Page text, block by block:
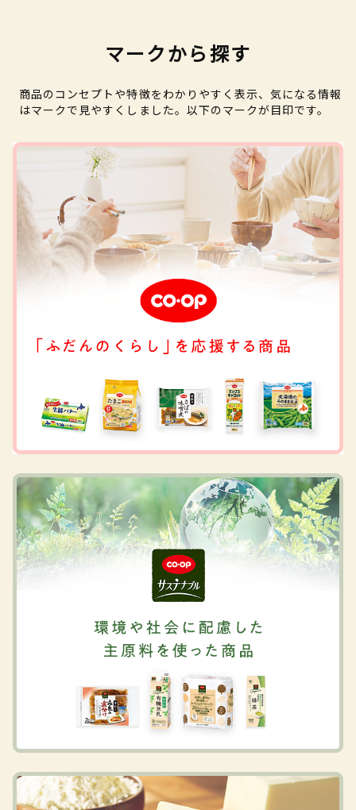
マークから探す
商品のコンセプトや特徴をわかりやすく表示、気になる情報
はマークで見やすくしました。以下のマークが目印です。